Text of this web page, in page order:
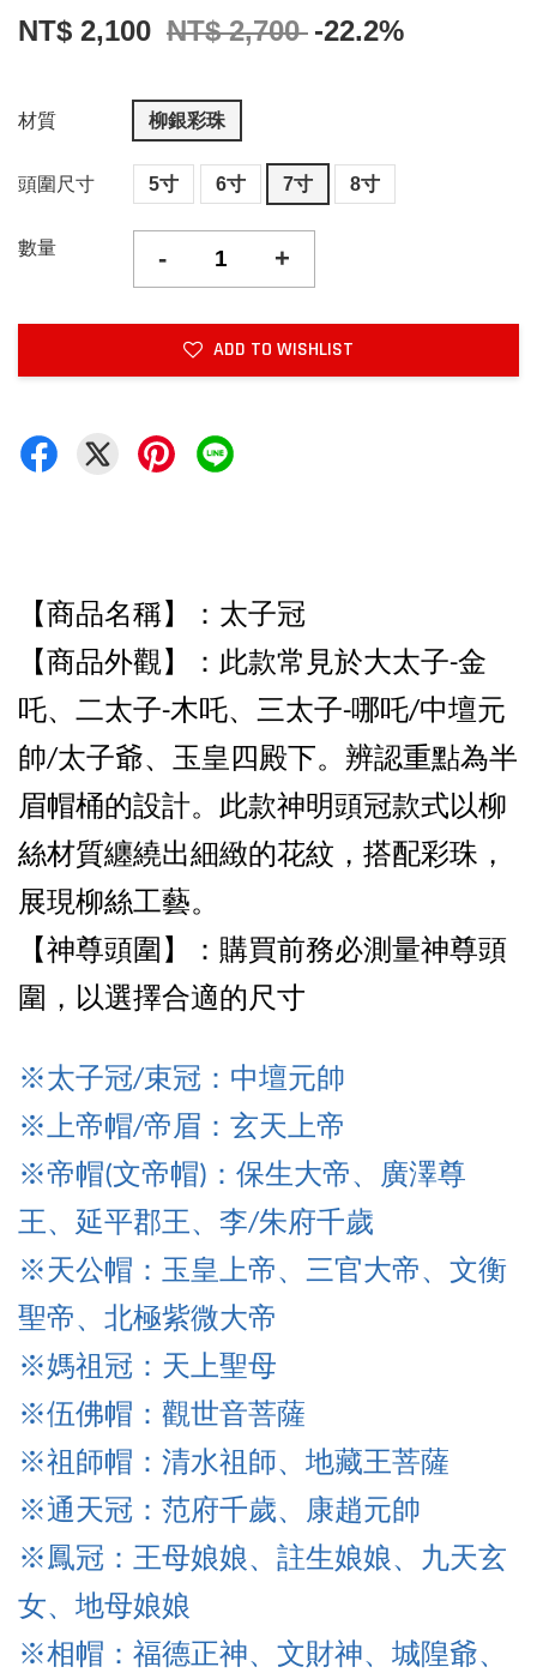
NT$ 2,100 NT$ 2,700 -22.2%
材質 柳銀彩珠
頭圍尺寸 5寸 6寸 7寸 8寸
數量 - +
ADD TO WISHLIST
【商品名稱】：太子冠
【商品外觀】： 此款常見於大太子-金
吒、二太子-木吒、三太子-哪吒/中壇元
帥/太子爺、玉皇四殿下。辨認重點為半
眉帽桶的設計。此款神明頭冠款式以柳
絲材質纏繞出細緻的花紋，搭配彩珠，
展現柳絲工藝。
【神尊頭圍】：購買前務必測量神尊頭
圍，以選擇合適的尺寸
※太子冠/束冠：中壇元帥
※上帝帽/帝眉：玄天上帝
※帝帽(文帝帽)：保生大帝、廣澤尊
王、延平郡王、李/朱府千歲
※天公帽：玉皇上帝、三官大帝、文衡
聖帝、北極紫微大帝
※媽祖冠：天上聖母
※伍佛帽 ：觀世音菩薩
※祖師帽 ：清水祖師、 地藏王菩薩
※通天冠 ：范府千歲、康趙元帥
※鳳冠：王母娘娘、註生娘娘、九天玄
女、地母娘娘
※相帽：福德正神、文財神、城隍爺、